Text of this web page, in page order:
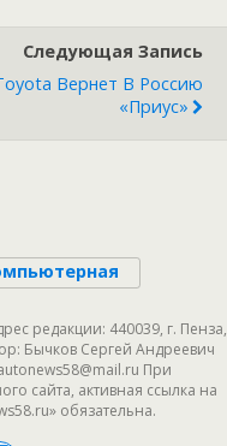
Следующая Запись
Вернет В Россию
«Приус»
редакции: 440039, г. Пенза,
Бычков Сергей Андреевич
При
сайта, активная ссылка на
обязательна.